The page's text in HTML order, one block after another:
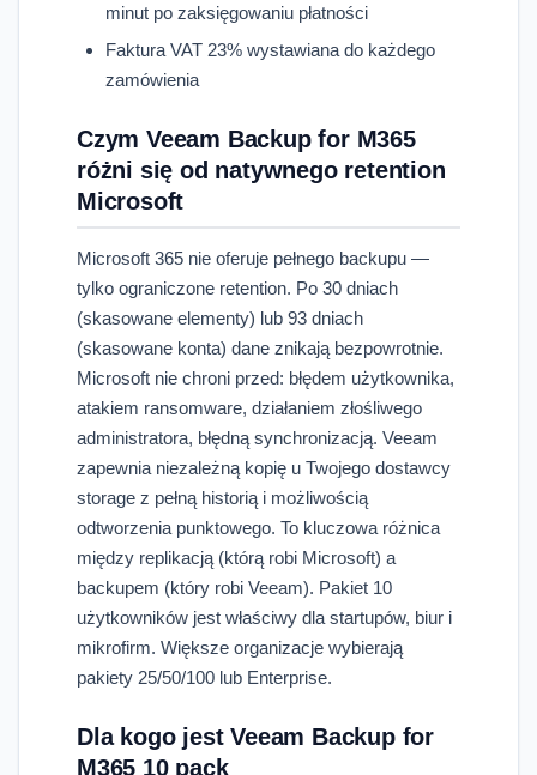
minut po zaksięgowaniu płatności
Faktura VAT 23% wystawiana do każdego
zamówienia
Czym Veeam Backup for M365
różni się od natywnego retention
Microsoft
Microsoft 365 nie oferuje pełnego backupu —
tylko ograniczone retention. Po 30 dniach
(skasowane elementy) lub 93 dniach
(skasowane konta) dane znikają bezpowrotnie.
Microsoft nie chroni przed: błędem użytkownika,
atakiem ransomware, działaniem złośliwego
administratora, błędną synchronizacją. Veeam
zapewnia niezależną kopię u Twojego dostawcy
storage z pełną historią i możliwością
odtworzenia punktowego. To kluczowa różnica
między replikacją (którą robi Microsoft) a
backupem (który robi Veeam). Pakiet 10
użytkowników jest właściwy dla startupów, biur i
mikrofirm. Większe organizacje wybierają
pakiety 25/50/100 lub Enterprise.
Dla kogo jest Veeam Backup for
M365 10 pack